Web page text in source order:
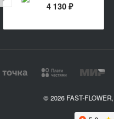
4 130 ₽
© 2026 FAST-